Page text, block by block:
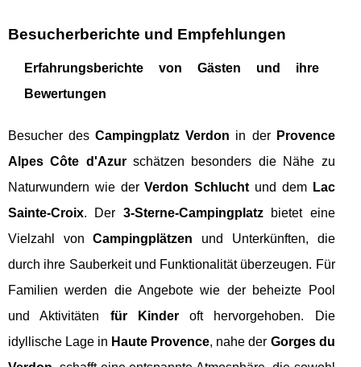
Besucherberichte und Empfehlungen
Erfahrungsberichte von Gästen und ihre
Bewertungen
Besucher desCampingplatz Verdon in der Provence
Alpes Côte d'Azurschätzen besonders die Nähe zu
Naturwundern wie derVerdon Schlucht und dem Lac
Sainte-Croix. Der 3-Sterne-Campingplatzbietet eine
Vielzahl vonCampingplätzen und Unterkünften, die
durch ihre Sauberkeit und Funktionalität überzeugen. Für
Familien werden die Angebote wie der beheizte Pool
und Aktivitäten für Kinderoft hervorgehoben. Die
idyllische Lage in Haute Provence, nahe der Gorges du